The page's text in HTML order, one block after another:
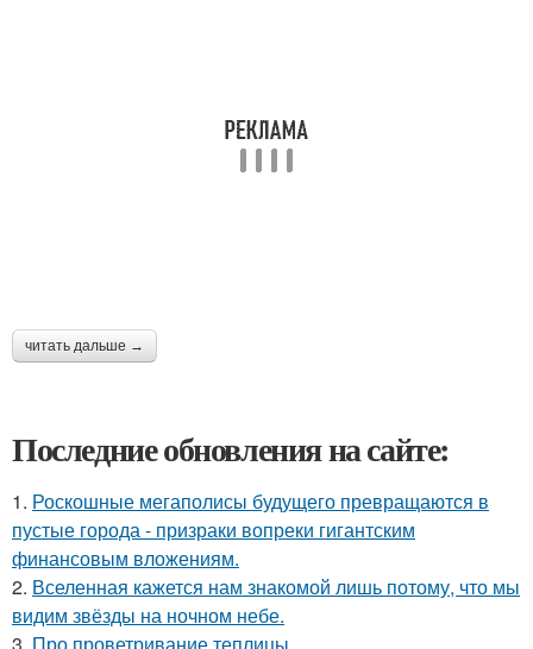
читать дальше →
Последние обновления на сайте:
1. Роскошные мегаполисы будущего превращаются в
пустые города - призраки вопреки гигантским
финансовым вложениям.
2. Вселенная кажется нам знакомой лишь потому, что мы
видим звёзды на ночном небе.
3. Про проветривание теплицы.